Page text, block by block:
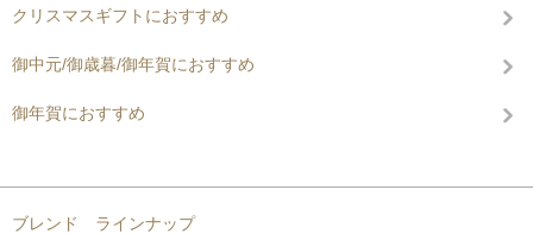
クリスマスギフトにおすすめ
御中元/御歳暮/御年賀におすすめ
御年賀におすすめ
ブレンド ラインナップ